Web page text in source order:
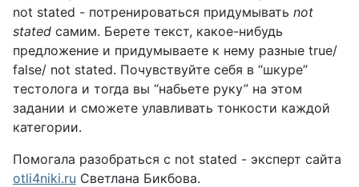
not stated - потренироваться придумывать not
stated самим. Берете текст, какое-нибудь
предложение и придумываете к нему разные true/
false/ not stated. Почувствуйте себя в “шкуре”
тестолога и тогда вы “набьете руку” на этом
задании и сможете улавливать тонкости каждой
категории.
Помогала разобраться с not stated - эксперт сайта
otli4niki.ru Светлана Бикбова.